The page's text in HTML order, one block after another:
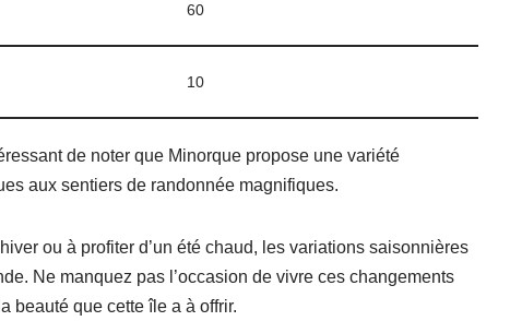
60
10
de noter que Minorque propose une variété
aux sentiers de randonnée magnifiques.
ou à profiter d’un été chaud, les variations saisonnières
Ne manquez pas l’occasion de vivre ces changements
beauté que cette île a à offrir.